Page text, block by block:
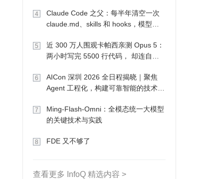
4
Claude Code 之父：每半年清空一次
claude.md、skills 和 hooks，模型自
5
近 300 万人围观卡帕西亲测 Opus 5：
两小时写完 5500 行代码， 却连自己
6
AICon 深圳 2026 全日程揭晓｜聚焦
Agent 工程化，构建可靠智能的技术路
7
Ming-Flash-Omni：全模态统一大模型
的关键技术与实践
8 FDE 又不够了
查看更多 InfoQ 精选内容 >